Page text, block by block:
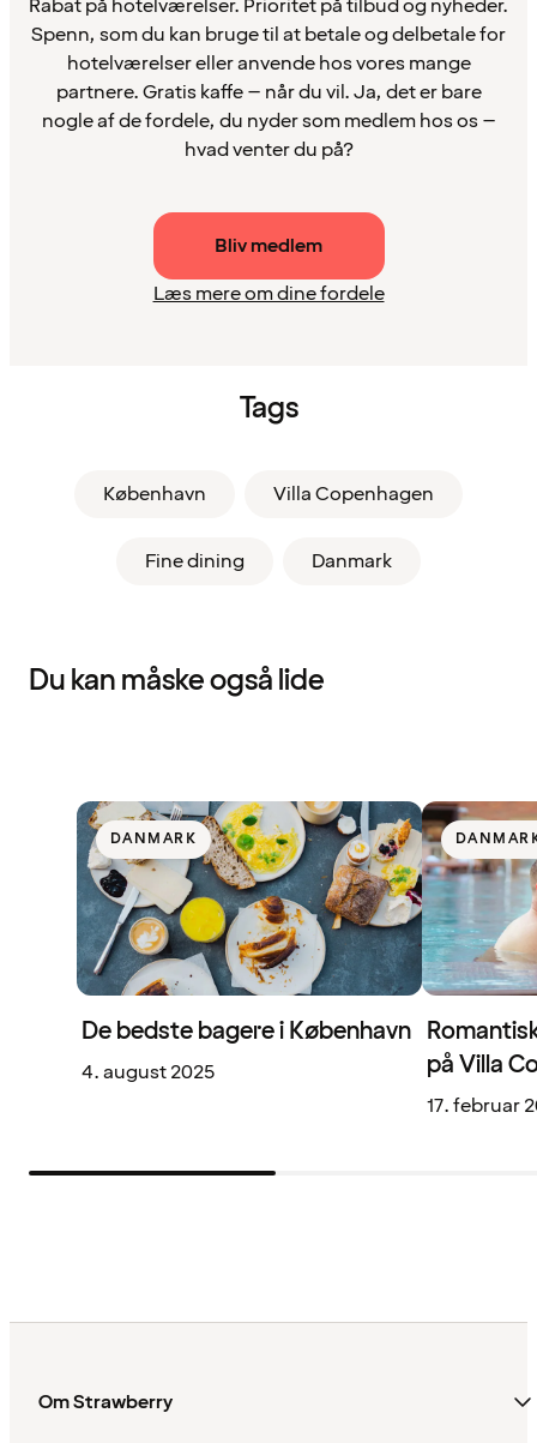
Rabat på hotelværelser. Prioritet på tilbud og nyheder.
Spenn, som du kan bruge til at betale og delbetale for
hotelværelser eller anvende hos vores mange
partnere. Gratis kaffe – når du vil. Ja, det er bare
nogle af de fordele, du nyder som medlem hos os –
hvad venter du på?
Bliv medlem
Læs mere om dine fordele
Tags
København Villa Copenhagen
Fine dining Danmark
Du kan måske også lide
DANMARK
De bedste bagere i København
4. august 2025
på Villa
17. februar
Om Strawberry